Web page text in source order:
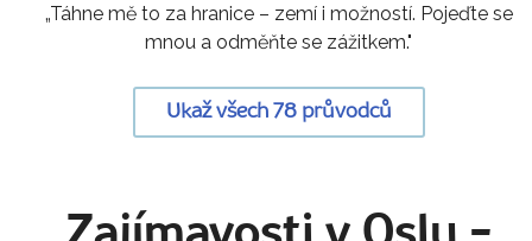
„Táhne mě to za hranice – zemí i možností. Pojeďte se
mnou a odměňte se zážitkem."
Ukaž všech 78 průvodců